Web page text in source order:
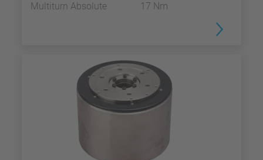
Multiturn Absolute 17 Nm